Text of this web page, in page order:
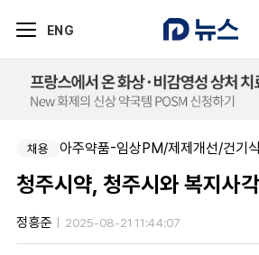
ENG
채용 아주약품-임상PM/제제개선/건기
청주시약, 청주시와 복지사
정흥준 2025-08-21 11:44:07